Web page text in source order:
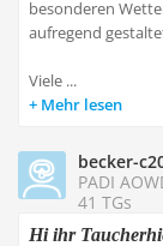
besonderen
aufregend
Viele ...
Mehr lesen
becker-
PADI
41 TGs
Hi ihr